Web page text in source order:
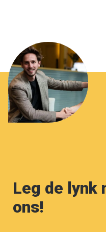
Leg de lynk
ons!